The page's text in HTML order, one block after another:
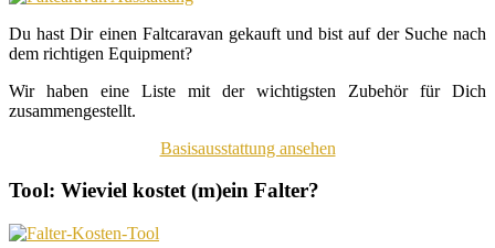
Du hast Dir einen Faltcaravan gekauft und bist auf der Suche nach
dem richtigen Equipment?
Wir haben eine Liste mit der wichtigsten Zubehör für Dich
zusammengestellt.
Basisausstattung ansehen
Tool: Wieviel kostet (m)ein Falter?